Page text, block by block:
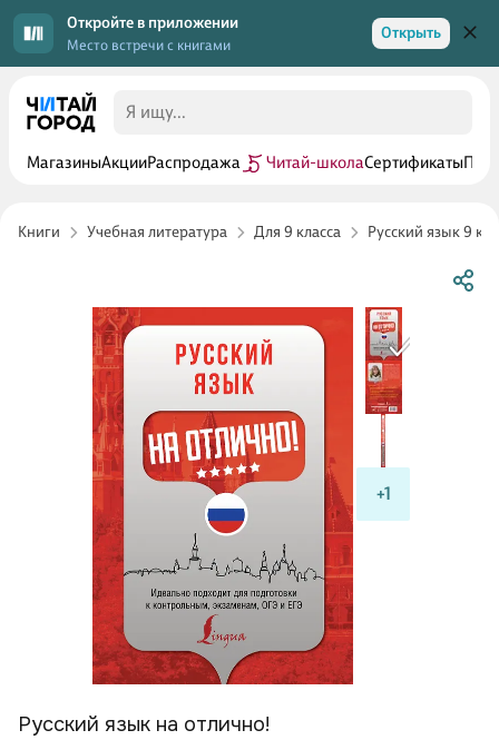
Откройте в приложении
Место встречи с книгами
Открыть
МагазиныАкцииРаспродажа Читай-школаСертификаты
Книги Учебная литература Для 9 класса Русский язык 9
+1
Русский язык на отлично!